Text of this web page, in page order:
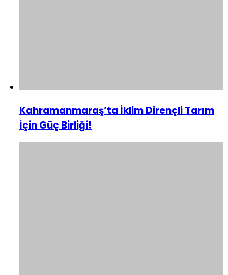
Kahramanmaraş’ta İklim Dirençli Tarım
İçin Güç Birliği!